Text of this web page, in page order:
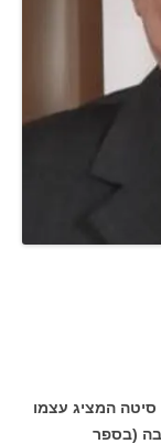
המציג עצמו
(בספר